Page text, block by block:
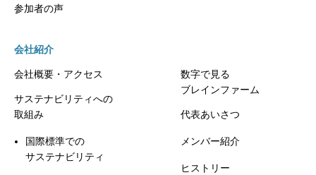
参加者の声
会社紹介
会社概要・アクセス
サステナビリティへの
取組み
国際標準での
サステナビリティ
数字で見る
ブレインファーム
代表あいさつ
メンバー紹介
ヒストリー